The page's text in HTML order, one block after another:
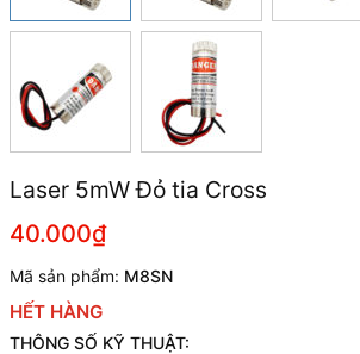
Laser 5mW Đỏ tia Cross
40.000₫
Mã sản phẩm: M8SN
HẾT HÀNG
THÔNG SỐ KỸ THUẬT: